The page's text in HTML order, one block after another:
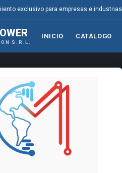
exclusivo para empresas e industrias
S.R.L.
INICIO CATÁLOGO